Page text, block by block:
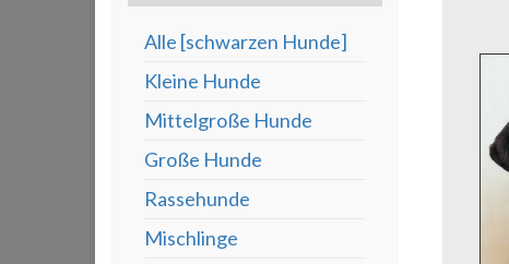
Alle [schwarzen Hunde]
Kleine Hunde
Mittelgroße Hunde
Große Hunde
Rassehunde
Mischlinge